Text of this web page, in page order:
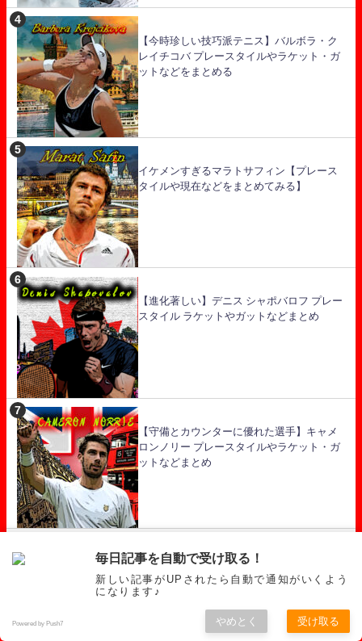
【今時珍しい技巧派テニス】バルボラ・ク
レイチコバ プレースタイルやラケット・ガ
ットなどをまとめる
イケメンすぎるマラトサフィン【プレース
タイルや現在などをまとめてみる】
【進化著しい】デニス シャポバロフ プレー
スタイル ラケットやガットなどまとめ
【守備とカウンターに優れた選手】キャメ
ロンノリー プレースタイルやラケット・ガ
ットなどまとめ
【攻撃力が魅力の強い中堅】ロレンツォ・
ソネゴ プレースタイル・ラケット・ガット
などまとめ
毎日記事を自動で受け取る！
新しい記事がUPされたら自動で通知がいくよう
になります♪
Powered by Push7 やめとく 受け取る